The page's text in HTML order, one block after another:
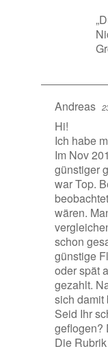
Andreas
Hi!
Ich habe
Im Nov
günstiger
war Top.
wären.
schon
günstige
oder spät
gezahlt.
sich damit
Seid Ihr
geflogen?
Die